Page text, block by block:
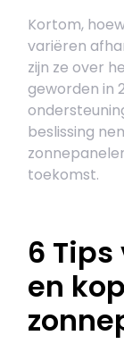
Kortom,
variëren
zijn ze over
geworden in
beslissing
toekomst.
6
en